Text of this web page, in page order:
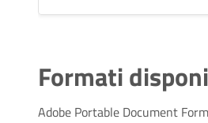
Formati
Adobe Portable Document